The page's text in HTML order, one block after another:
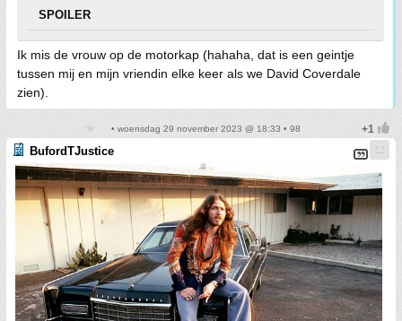
SPOILER
Ik mis de vrouw op de motorkap (hahaha, dat is een geintje
tussen mij en mijn vriendin elke keer als we David Coverdale
zien).
• woensdag 29 november 2023 @ 18:33 • 98
BufordTJustice